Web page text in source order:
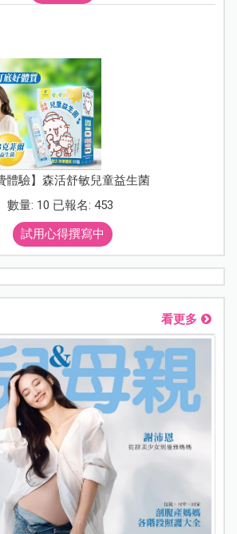
體驗】森活舒敏兒童益生菌
數量: 10 已報名: 453
試用心得撰寫中
看更多